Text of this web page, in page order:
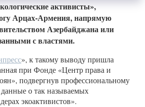
активисты»,
Арцах-Армения, напрямую
Азербайджана или
с властями.
», к такому выводу пришла
при Фонде «Центр права и
подвергнув профессиональному
о так называемых
экоактивистов».